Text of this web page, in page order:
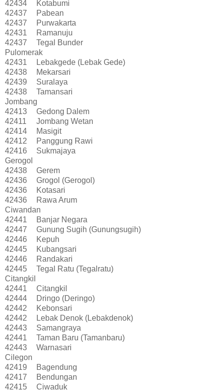
42434
Kotabumi
42437
Pabean
42437
Purwakarta
42431
Ramanuju
42437
Tegal Bunder
Pulomerak
42431
Lebakgede (Lebak Gede)
42438
Mekarsari
42439
Suralaya
42438
Tamansari
Jombang
42413
Gedong Dalem
42411
Jombang Wetan
42414
Masigit
42412
Panggung Rawi
42416
Sukmajaya
Gerogol
42438
Gerem
42436
Grogol (Gerogol)
42436
Kotasari
42436
Rawa Arum
Ciwandan
42441
Banjar Negara
42447
Gunung Sugih (Gunungsugih)
42446
Kepuh
42445
Kubangsari
42446
Randakari
42445
Tegal Ratu (Tegalratu)
Citangkil
42441
Citangkil
42444
Dringo (Deringo)
42442
Kebonsari
42442
Lebak Denok (Lebakdenok)
42443
Samangraya
42441
Taman Baru (Tamanbaru)
42443
Warnasari
Cilegon
42419
Bagendung
42417
Bendungan
42415
Ciwaduk